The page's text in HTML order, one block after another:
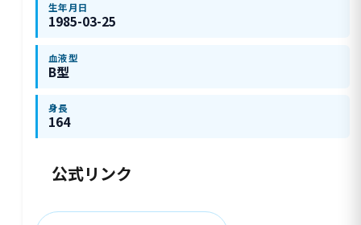
生年月日
1985-03-25
血液型
B型
身長
164
公式リンク